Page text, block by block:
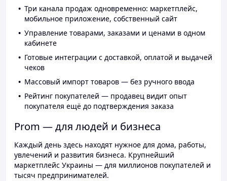
Три канала продаж одновременно: маркетплейс,
мобильное приложение, собственный сайт
Управление товарами, заказами и ценами в одном
кабинете
Готовые интеграции с доставкой, оплатой и выдачей
чеков
Массовый импорт товаров — без ручного ввода
Рейтинг покупателей — продавец видит опыт
покупателя ещё до подтверждения заказа
Prom — для людей и бизнеса
Каждый день здесь находят нужное для дома, работы,
увлечений и развития бизнеса. Крупнейший
маркетплейс Украины — для миллионов покупателей и
тысяч предпринимателей.